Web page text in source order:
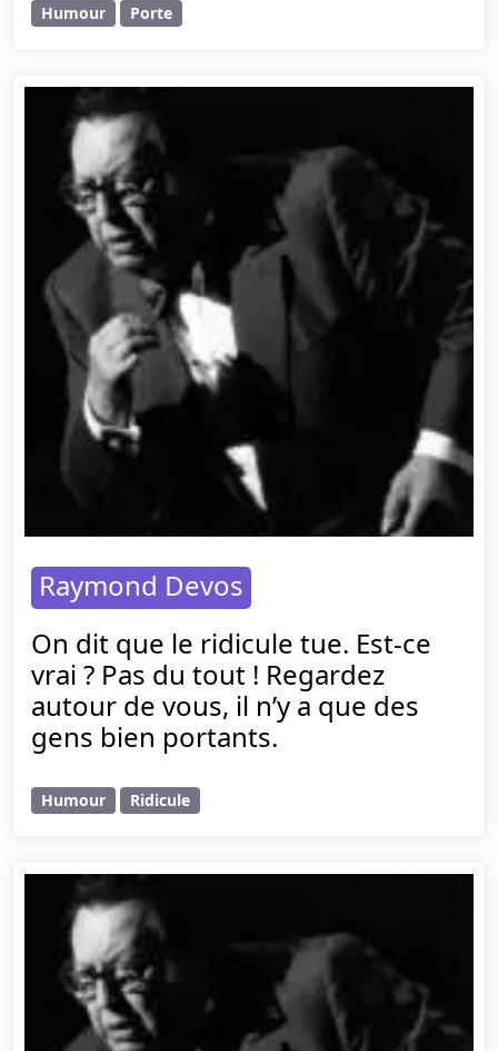
Humour Porte
Raymond Devos
On dit que le ridicule tue. Est-ce
vrai ? Pas du tout ! Regardez
autour de vous, il n’y a que des
gens bien portants.
Humour Ridicule